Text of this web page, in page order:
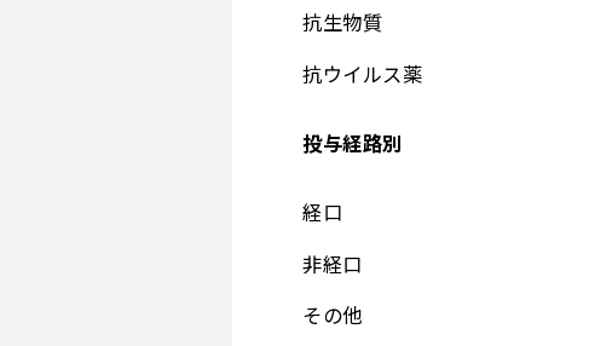
抗生物質
抗ウイルス薬
投与経路別
経口
非経口
その他